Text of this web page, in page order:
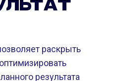
раскрыть
результата